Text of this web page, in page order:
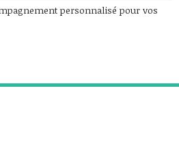
personnalisé pour vos